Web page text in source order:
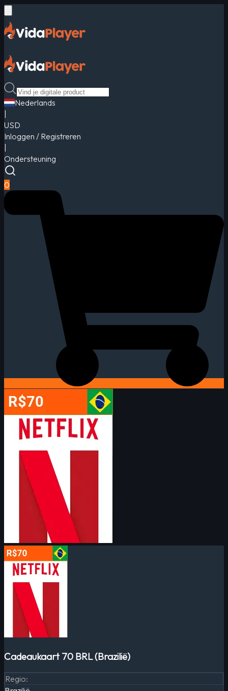
Nederlands
USD
Inloggen / Registreren
Ondersteuning
0
Cadeaukaart 70 BRL (Brazilië)
Regio: